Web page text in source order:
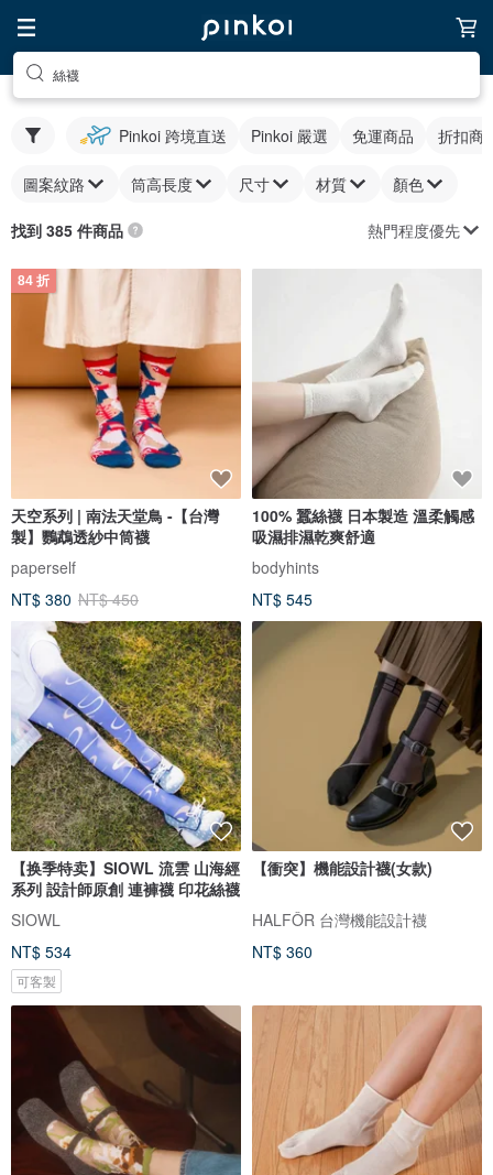
絲襪
Pinkoi 跨境直送 Pinkoi 嚴選 免運商品 折扣商
圖案紋路 筒高長度 尺寸 材質 顏色
找到 385 件商品 熱門程度優先
84 折
天空系列 | 南法天堂鳥 -【台灣
製】鸚鵡透紗中筒襪
paperself
NT$ 380 NT$ 450
100% 蠶絲襪 日本製造 溫柔觸感
吸濕排濕乾爽舒適
bodyhints
NT$ 545
【换季特卖】SIOWL 流雲 山海經
系列 設計師原創 連褲襪 印花絲襪
SIOWL
NT$ 534
可客製
【衝突】機能設計襪(女款)
HALFÔR 台灣機能設計襪
NT$ 360